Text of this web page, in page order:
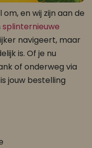
en wij zijn aan de
splinternieuwe
navigeert, maar
is. Of je nu
of onderweg via
jouw bestelling